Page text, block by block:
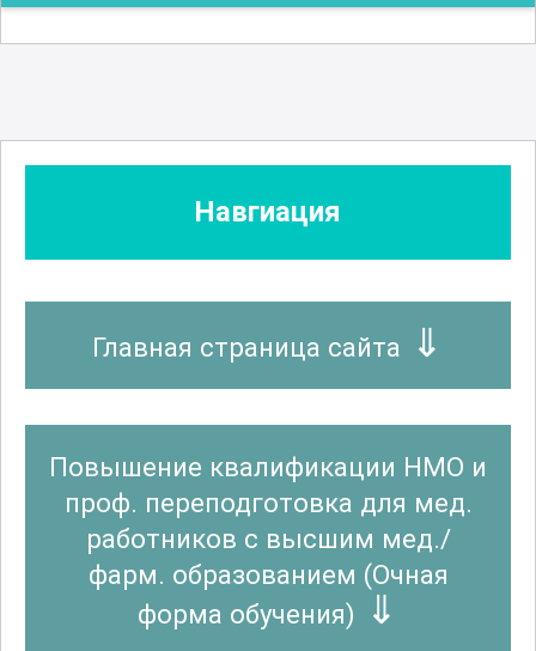
Навгиация
Главная страница сайта
Повышение квалификации НМО и
проф. переподготовка для мед.
работников с высшим мед./
фарм. образованием (Очная
форма обучения)